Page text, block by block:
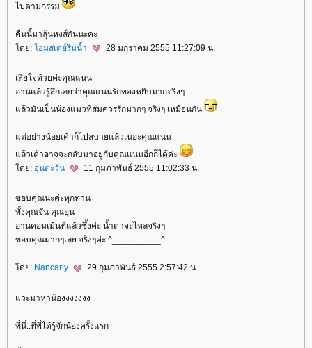
ไปตามกรรม
คืนนี้มาลุ้นหงส์กันนะคะ
ดย: ฮมสเตย์ริมน้ำ 28 มกราคม 2555 11:27:09 น.
เสียใจด้วยค่ะคุณแนน
อ่านแล้วรู้สึกเลยว่าคุณแนนรักทองหยิบมากจริงๆ
ล้วมันเป็นน้องแมวที่สมควรรักมากๆ จริงๆ เหมือนกัน
ต่อย่างน้อยเค้าก็ไปสบายแล้วเนอะคุณแนน
ล้วเค้าอาจจะกลับมาอยู่กับคุณแนนอีกก็ได้ค่ะ
ดย: อุ่นตะวัน 11 กุมภาพันธ์ 2555 11:02:33 น.
ขอบคุณนะค่ะทุกท่าน
ทั้งคุณจัน คุณอุ่น
อ่านคอมเม้นท์แล้วซึ้งค่ะ น้ำตาจะไหลจริงๆ
ขอบคุณมากๆเลย จริงๆค่ะ ^__________^
ดย: Nancarly 29 กุมภาพันธ์ 2555 2:57:42 น.
วะมาหาน้องงงงงงง
ที่นี่..ที่พี่ได้รู้จักน้องครั้งแรก